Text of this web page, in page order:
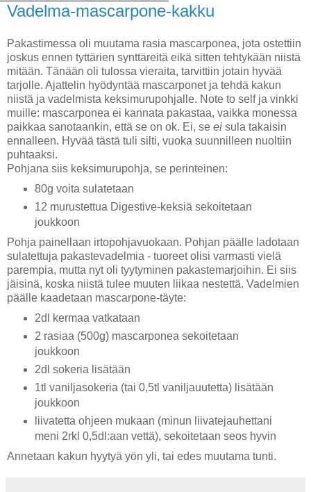
Vadelma-mascarpone-kakku
Pakastimessa oli muutama rasia mascarponea, jota ostettiin
joskus ennen tyttärien synttäreitä eikä sitten tehtykään niistä
mitään. Tänään oli tulossa vieraita, tarvittiin jotain hyvää
tarjolle. Ajattelin hyödyntää mascarponet ja tehdä kakun
niistä ja vadelmista keksimurupohjalle. Note to self ja vinkki
muille: mascarponea ei kannata pakastaa, vaikka monessa
paikkaa sanotaankin, että se on ok. Ei, se ei sula takaisin
ennalleen. Hyvää tästä tuli silti, vuoka suunnilleen nuoltiin
puhtaaksi.
Pohjana siis keksimurupohja, se perinteinen:
80g voita sulatetaan
12 murustettua Digestive-keksiä sekoitetaan
joukkoon
Pohja painellaan irtopohjavuokaan. Pohjan päälle ladotaan
sulatettuja pakastevadelmia - tuoreet olisi varmasti vielä
parempia, mutta nyt oli tyytyminen pakastemarjoihin. Ei siis
jäisinä, koska niistä tulee muuten liikaa nestettä. Vadelmien
päälle kaadetaan mascarpone-täyte:
2dl kermaa vatkataan
2 rasiaa (500g) mascarponea sekoitetaan
joukkoon
2dl sokeria lisätään
1tl vaniljasokeria (tai 0,5tl vaniljauutetta) lisätään
joukkoon
liivatetta ohjeen mukaan (minun liivatejauhettani
meni 2rkl 0,5dl:aan vettä), sekoitetaan seos hyvin
Annetaan kakun hyytyä yön yli, tai edes muutama tunti.